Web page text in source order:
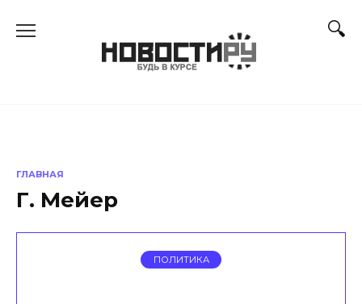
ГЛАВНАЯ
Г. Мейер
ПОЛИТИКА